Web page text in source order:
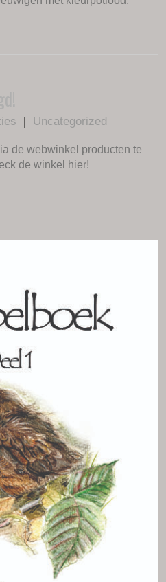
| Uncategorized
de webwinkel producten te
de winkel hier!